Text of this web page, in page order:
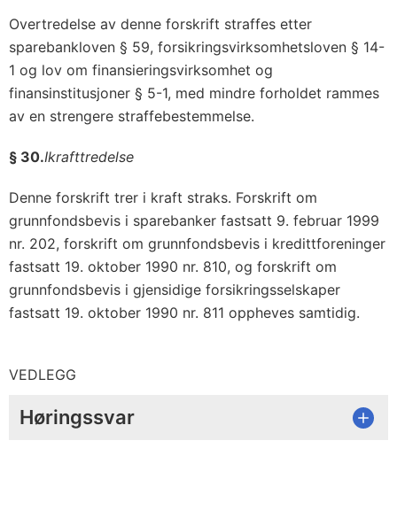
Overtredelse av denne forskrift straffes etter
sparebankloven § 59, forsikringsvirksomhetsloven § 14-
1 og lov om finansieringsvirksomhet og
finansinstitusjoner § 5-1, med mindre forholdet rammes
av en strengere straffebestemmelse.
§ 30.Ikrafttredelse
Denne forskrift trer i kraft straks. Forskrift om
grunnfondsbevis i sparebanker fastsatt 9. februar 1999
nr. 202, forskrift om grunnfondsbevis i kredittforeninger
fastsatt 19. oktober 1990 nr. 810, og forskrift om
grunnfondsbevis i gjensidige forsikringsselskaper
fastsatt 19. oktober 1990 nr. 811 oppheves samtidig.
VEDLEGG
Høringssvar